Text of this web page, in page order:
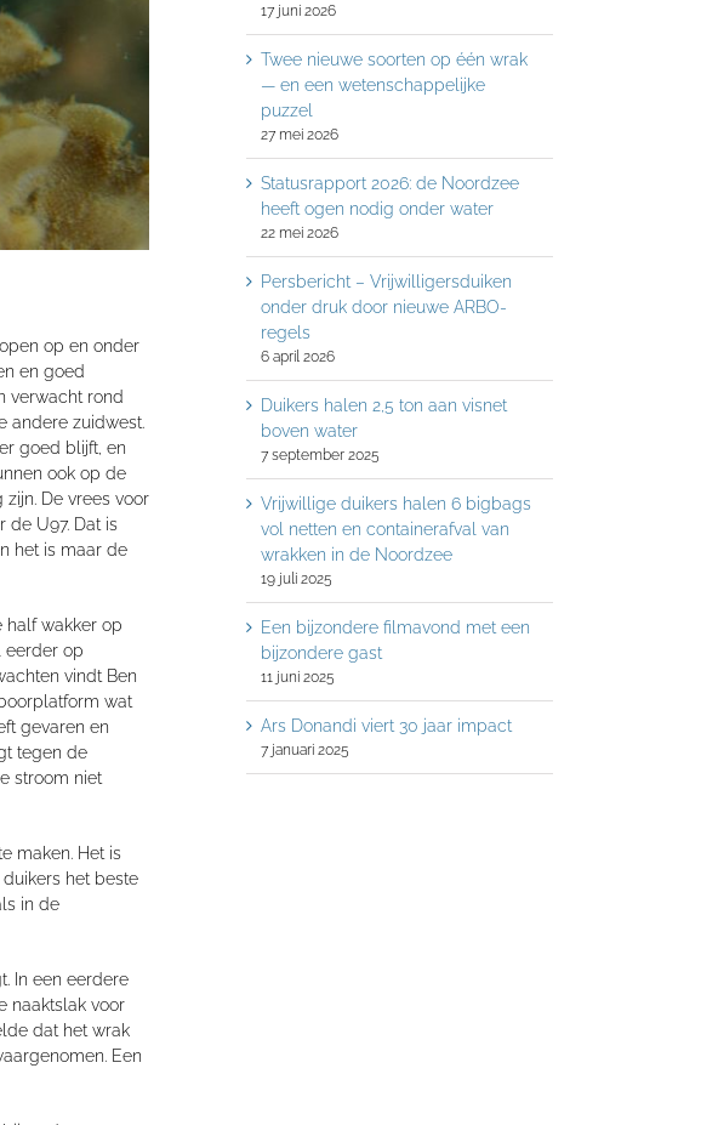
op en onder
en goed
verwacht rond
andere zuidwest.
goed blijft, en
ook op de
De vrees voor
de U97. Dat is
het is maar de
half wakker op
eerder op
vindt Ben
wat
gevaren en
tegen de
stroom niet
maken. Het is
het beste
in de
In een eerdere
naaktslak voor
dat het wrak
Een
17 juni 2026
Twee nieuwe soorten op één wrak
— en een wetenschappelijke
puzzel
27 mei 2026
Statusrapport 2026: de Noordzee
heeft ogen nodig onder water
22 mei 2026
Persbericht – Vrijwilligersduiken
onder druk door nieuwe ARBO-
regels
6 april 2026
Duikers halen 2,5 ton aan visnet
boven water
7 september 2025
Vrijwillige duikers halen 6 bigbags
vol netten en containerafval van
wrakken in de Noordzee
19 juli 2025
Een bijzondere filmavond met een
bijzondere gast
11 juni 2025
Ars Donandi viert 30 jaar impact
7 januari 2025